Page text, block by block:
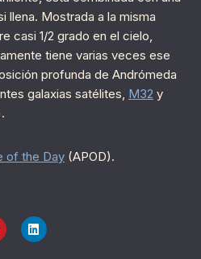
llena. Mostrada a la misma
casi 1/2 grado en el cielo,
tiene varias veces ese
profunda de Andrómeda
galaxias satélites, M32 y
of the Day (APOD).